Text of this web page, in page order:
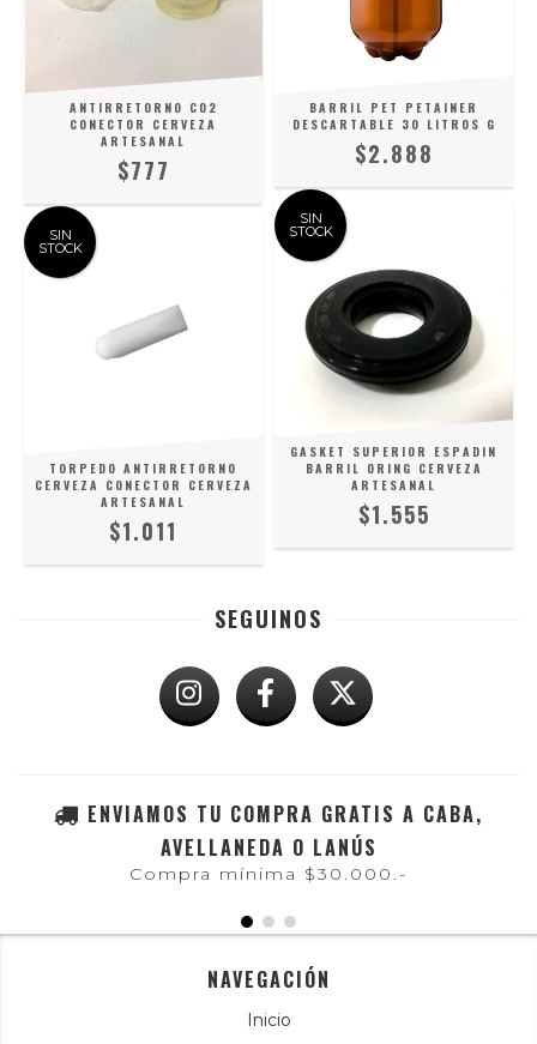
ANTIRRETORNO CO2
CONECTOR CERVEZA
ARTESANAL
$777
BARRIL PET PETAINER
DESCARTABLE 30 LITROS G
$2.888
SIN
STOCK
TORPEDO ANTIRRETORNO
CERVEZA CONECTOR CERVEZA
ARTESANAL
$1.011
SIN
STOCK
GASKET SUPERIOR ESPADIN
BARRIL ORING CERVEZA
ARTESANAL
$1.555
SEGUINOS
ENVIAMOS TU COMPRA GRATIS A CABA,
AVELLANEDA O LANÚS
Compra mínima $30.000.-
NAVEGACIÓN
Inicio